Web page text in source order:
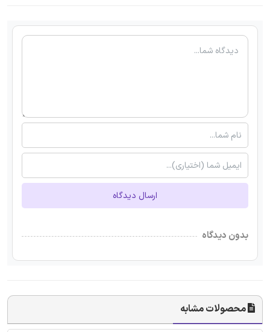
ارسال دیدگاه
بدون دیدگاه
محصولات مشابه